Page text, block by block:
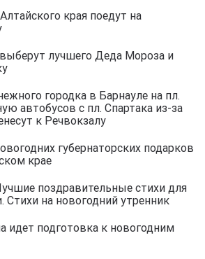
края поедут на
лучшего Деда Мороза и
городка в Барнауле на пл.
автобусов с пл. Спартака из-за
к Речвокзалу
губернаторских подарков
крае
поздравительные стихи для
Стихи на новогодний утренник
идет подготовка к новогодним